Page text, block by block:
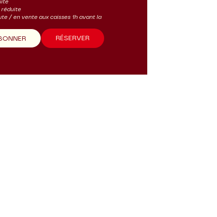
réduite
/ en vente aux caisses 1h avant la
RÉSERVER